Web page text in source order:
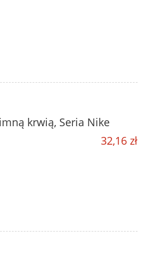
krwią, Seria Nike
32,16 zł